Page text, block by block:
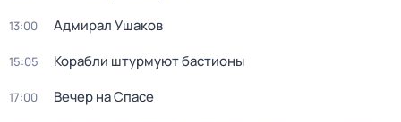
13:00 Адмирал Ушаков
15:05 Корабли штурмуют бастионы
17:00 Вeчер на Спасe